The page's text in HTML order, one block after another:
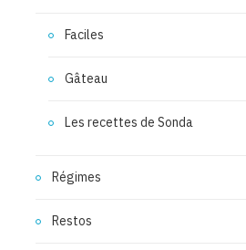
Faciles
Gâteau
Les recettes de Sonda
Régimes
Restos